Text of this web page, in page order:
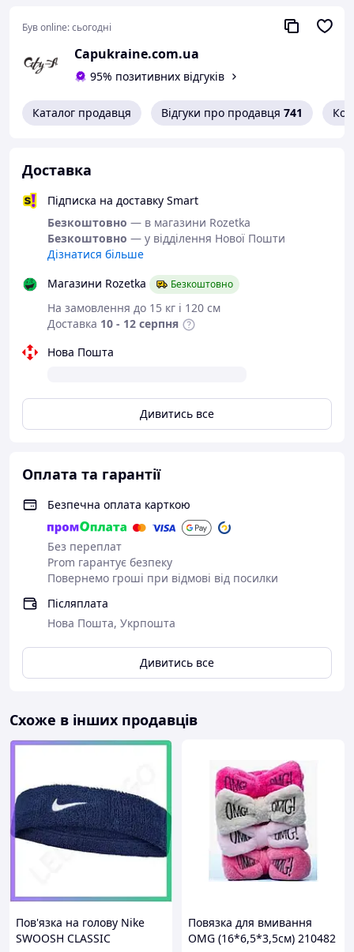
Був online:сьогодні
Capukraine.com.ua
95% позитивних відгуків
Каталог продавця Відгуки про продавця 741
Доставка
Підписка на доставку Smart
Безкоштовно — в магазини Rozetka
Безкоштовно — у відділення Нової Пошти
Дізнатися більше
Магазини Rozetka
Безкоштовно
На замовлення до 15 кг і 120 см
Доставка 10 - 12 серпня
Нова Пошта
Дивитись все
Оплата та гарантії
Безпечна оплата карткою
Без переплат
Prom гарантує безпеку
Повернемо гроші при відмові від посилки
Післяплата
Нова Пошта, Укрпошта
Дивитись все
Схоже в інших продавців
Пов'язка на голову Nike
SWOOSH CLASSIC
Повязка для вмивання
OMG (16*6,5*3,5см) 210482